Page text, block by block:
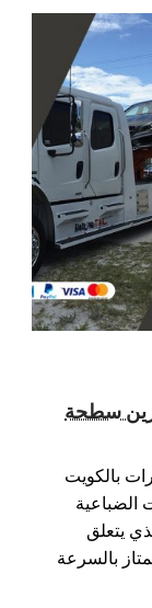
/ ونش كرين سطحة
بالكويت
يتعلق
بالسرعة